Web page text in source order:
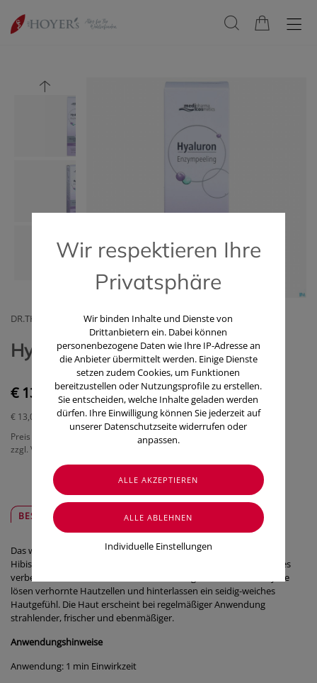
DR.THEISS NATURWAREN OESTERREICH GMBH
Hyaluron Enzympeeling 100ml
€ 13,00
€ 13,00
/ 100 ml
Preis inkl. MwSt.
zzgl. Versandkosten
BESCHREIBUNG SICHER & REGIONAL
Das wirksame Enzympeeling mit hochwertigen Inhaltsstoffen wie
Hibiskus, Ginseng und Tsubaki Öl reinigt nicht nur äußerst sanft, es
verbessert auch ohne mechanische Reibung das Hautbild. Enzyme
lösen verhornte Hautzellen und hinterlassen ein seidig-weiches
Hautgefühl. Die Haut erscheint bei regelmäßiger Anwendung
strahlender, frischer und ebenmäßiger.
Anwendungshinweise
Anwendung: 1 min Einwirkzeit
Wir respektieren Ihre
Privatsphäre
Wir binden Inhalte und Dienste von
Drittanbietern ein. Dabei können
personenbezogene Daten wie Ihre IP-Adresse an
die Anbieter übermittelt werden. Einige Dienste
setzen zudem Cookies, um Funktionen
bereitzustellen oder Nutzungsprofile zu erstellen.
Sie entscheiden, welche Inhalte geladen werden
dürfen. Ihre Einwilligung können Sie jederzeit auf
unserer Datenschutzseite widerrufen oder
anpassen.
Individuelle Einstellungen